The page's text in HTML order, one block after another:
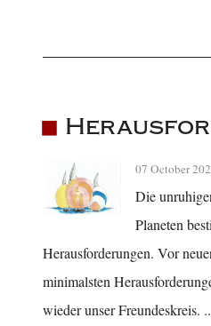
07 October
Die
Planeten
Herausforderungen. Vor
minimalsten
wieder unser Freundeskreis.